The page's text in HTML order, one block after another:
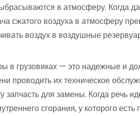
в атмосферу. Когда
сжатого воздуха в атмосферу
воздух в воздушные
в грузовиках — это надежные и
проводить их техническое
запчасть для замены. Когда речь
сгорания, у которого есть